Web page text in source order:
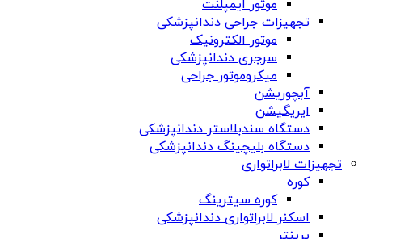
موتور ایمپلنت
تجهیزات جراحی دندانپزشکی
موتور الکترونیک
سرجری دندانپزشکی
میکروموتور جراحی
آبچوریشن
ایریگیشن
دستگاه سندبلاستر دندانپزشکی
دستگاه بلیچینگ دندانپزشکی
تجهیزات لابراتواری
کوره
کوره سیترینگ
اسکنر لابراتواری دندانپزشکی